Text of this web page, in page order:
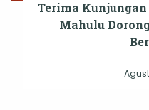
Terima
Mahulu